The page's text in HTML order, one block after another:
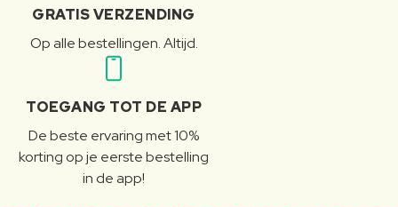
GRATIS VERZENDING
Op alle bestellingen. Altijd.
TOEGANG TOT DE APP
De beste ervaring met 10%
korting op je eerste bestelling
in de app!